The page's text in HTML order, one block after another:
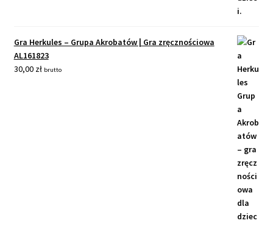
Gra Herkules – Grupa Akrobatów | Gra zręcznościowa
AL161823
30,00 zł brutto